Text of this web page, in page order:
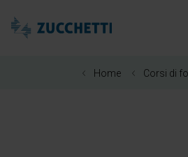
Zucchetti Healthcare
Home Corsi di